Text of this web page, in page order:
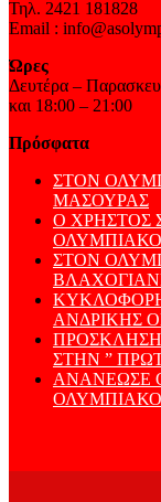
Τηλ. 2421 181828
Email :
Ώρες
Δευτέρα –
και 18:00 – 21:00
Πρόσφατα
ΣΤΟΝ
ΜΑΣΟΥΡΑΣ
Ο ΧΡΗΣΤΟΣ
ΣΤΟΝ
ΑΝΔΡΙΚΗΣ
ΠΡΟΣΚΛΗΣΗ
ΣΤΗΝ ”
ΑΝΑΝΕΩΣΕ